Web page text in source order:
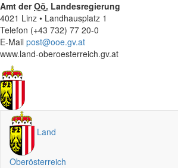
Amt derOö. Landesregierung
4021 Linz • Landhausplatz 1
Telefon (+43 732) 77 20-0
E-Mail post@ooe.gv.at
www.land-oberoesterreich.gv.at
Land
Oberösterreich